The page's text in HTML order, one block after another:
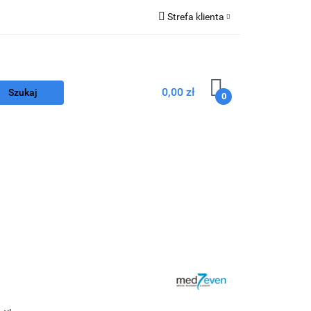
Strefa klienta
Dodaj zgłoszenie
0,00 zł 0